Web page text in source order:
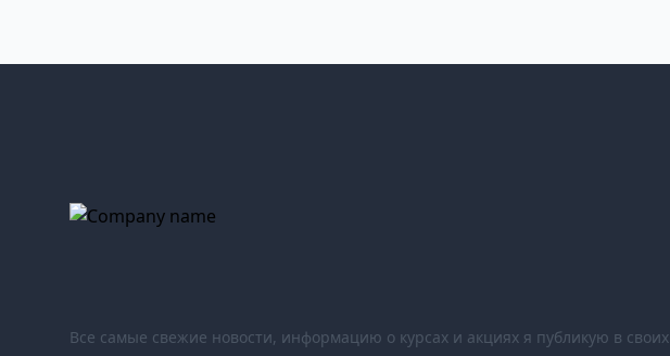
Все самые свежие новости, информацию о курсах и акциях я публикую в своих